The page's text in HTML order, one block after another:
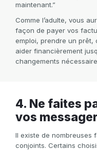
maintenant.”
Comme l’adulte, vous
façon de payer vos
emploi, prendre un prêt,
aider financièrement
changements
4. Ne faites pas de vos enfants
vos
Il existe de nombreuses
conjoints. Certains